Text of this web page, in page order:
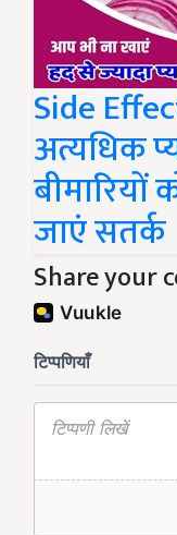
Side
अत्यधिक
बीमारियों
जाएं सतर्क
Share your